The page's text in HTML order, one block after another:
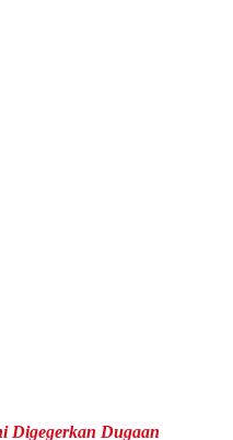
Digegerkan Dugaan